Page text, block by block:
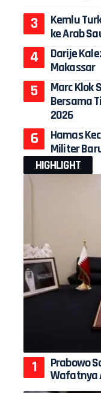
Kemlu
ke Arab
Darije
Makassar
Marc Klok
Bersama
2026
Hamas
Militer
HIGHLIGHT
Prabowo
Wafatnya